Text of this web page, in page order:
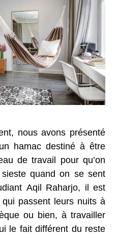
nous avons présenté
hamac destiné à être
de travail pour qu’on
quand on se sent
Aqil Raharjo, il est
passent leurs nuits à
ou bien, à travailler
le fait différent du reste